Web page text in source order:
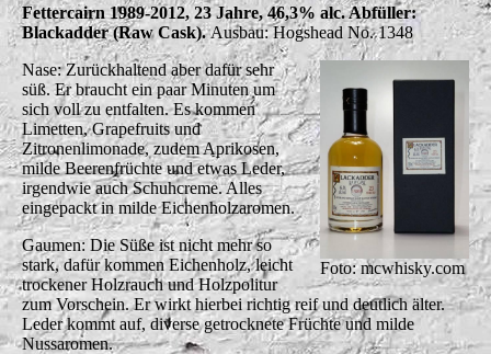
Fettercairn 1989-2012, 23 Jahre, 46,3% alc. Abfüller:
Blackadder (Raw Cask).Ausbau: Hogshead No. 1348
Foto: mcwhisky.com
Nase: Zurückhaltend aber dafür sehr
süß. Er braucht ein paar Minuten um
sich voll zu entfalten. Es kommen
Limetten, Grapefruits und
Zitronenlimonade, zudem Aprikosen,
milde Beerenfrüchte und etwas Leder,
irgendwie auch Schuhcreme. Alles
eingepackt in milde Eichenholzaromen.
Gaumen: Die Süße ist nicht mehr so
stark, dafür kommen Eichenholz, leicht
trockener Holzrauch und Holzpolitur
zum Vorschein. Er wirkt hierbei richtig reif und deutlich älter.
Leder kommt auf, diverse getrocknete Früchte und milde
Nussaromen.